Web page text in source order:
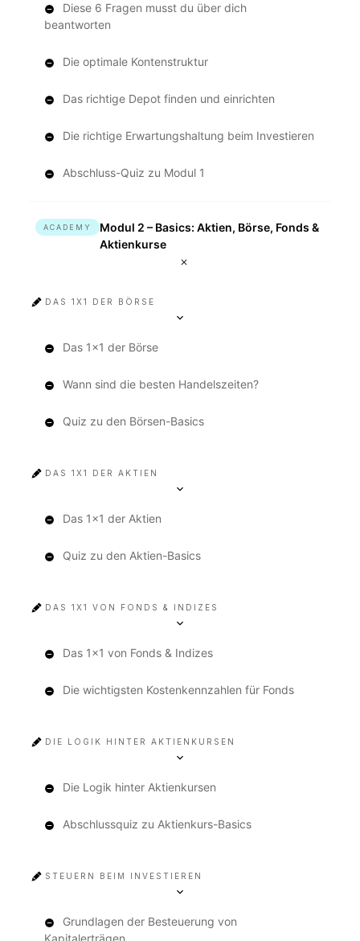
Diese 6 Fragen musst du über dich
beantworten
Die optimale Kontenstruktur
Das richtige Depot finden und einrichten
Die richtige Erwartungshaltung beim Investieren
Abschluss-Quiz zu Modul 1
ACADEMY
Modul 2 – Basics: Aktien, Börse, Fonds &
Aktienkurse
DAS 1X1 DER BÖRSE
Das 1x1 der Börse
Wann sind die besten Handelszeiten?
Quiz zu den Börsen-Basics
DAS 1X1 DER AKTIEN
Das 1x1 der Aktien
Quiz zu den Aktien-Basics
DAS 1X1 VON FONDS & INDIZES
Das 1x1 von Fonds & Indizes
Die wichtigsten Kostenkennzahlen für Fonds
DIE LOGIK HINTER AKTIENKURSEN
Die Logik hinter Aktienkursen
Abschlussquiz zu Aktienkurs-Basics
STEUERN BEIM INVESTIEREN
Grundlagen der Besteuerung von
Kapitalerträgen